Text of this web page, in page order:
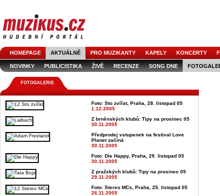
HOMEPAGE AKTUÁLNĚ PRO MUZIKANTY KAPELY KONCERTY
NOVINKY PUBLICISTIKA ŽIVĚ RECENZE SONG DNE
FOTOGALERIE
Foto: Sto zvířat, Praha, 28. listopad 05
1.12.2005
Z brněnských klubů: Tipy na prosinec 05
30.11.2005
Předprodej vstupenek na festival Love
Planet začíná
30.11.2005
Foto: Die Happy, Praha, 29. listopad 05
30.11.2005
Z pražských klubů: Tipy na prosinec 05
29.11.2005
Foto: Stereo MCs, Praha, 25. listopad 05
26.11.2005